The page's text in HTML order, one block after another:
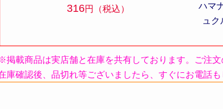
316円（税込）
ハマ
ュ
掲載商品は実店舗と在庫を共有しております。ご注
庫確認後、品切れ等ございましたら、すぐにお電話